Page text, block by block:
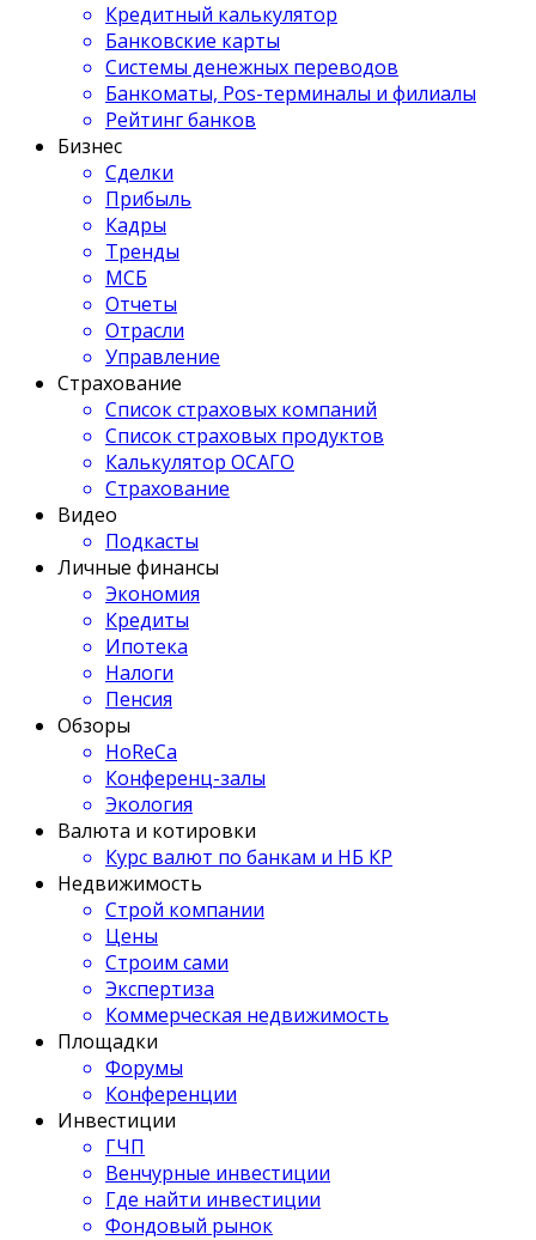
Кредитный калькулятор
Банковские карты
Системы денежных переводов
Банкоматы, Pos-терминалы и филиалы
Рейтинг банков
Бизнес
Сделки
Прибыль
Кадры
Тренды
МСБ
Отчеты
Отрасли
Управление
Страхование
Список страховых компаний
Список страховых продуктов
Калькулятор ОСАГО
Страхование
Видео
Подкасты
Личные финансы
Экономия
Кредиты
Ипотека
Налоги
Пенсия
Обзоры
HoReCa
Конференц-залы
Экология
Валюта и котировки
Курс валют по банкам и НБ КР
Недвижимость
Строй компании
Цены
Строим сами
Экспертиза
Коммерческая недвижимость
Площадки
Форумы
Конференции
Инвестиции
ГЧП
Венчурные инвестиции
Где найти инвестиции
Фондовый рынок